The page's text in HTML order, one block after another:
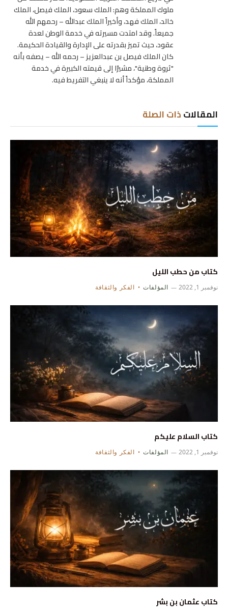
ملوك المملكة وهم: الملك سعود، الملك فيصل، الملك
خالد، الملك فهد، وأخيراً الملك عبدالله – رحمهم الله
جميعاً. وقد امتدت مسيرته في خدمة الوطن لعدة
عقود، حيث تميز بقدرته على الإدارة والقيادة الحكيمة.
كان الملك فيصل بن عبدالعزيز – رحمه الله – يصفه بأنه
"ثروة وطنية"، مشيرًا إلى قيمته الكبيرة في خدمة
المملكة، مؤكداً أنه لا ينبغي التفريط فيه.
المقالاتذات الصلة
كتاب من حطب الليل
نوفمبر 1, 2022 المؤلفات الفكر والثقافة
كتاب السلام عليكم
نوفمبر 1, 2022 المؤلفات الفكر والثقافة
كتاب عثمان بن بشر